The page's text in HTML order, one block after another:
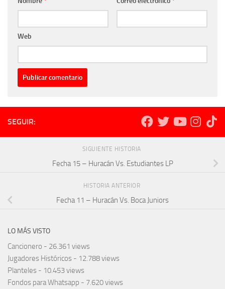
Web
SEGUIR:
SIGUIENTE HISTORIA
Fecha 15 – Huracán Vs. Estudiantes LP
HISTORIA ANTERIOR
Fecha 11 – Huracán Vs. Boca Juniors
LO MÁS VISTO
Cancionero - 26.361 views
Jugadores Históricos - 12.788 views
Planteles - 10.453 views
Fondos para Whatsapp - 7.620 views